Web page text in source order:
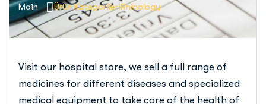
Main Ürün KategorileriRhinology
Visit our hospital store, we sell a full range of
medicines for different diseases and specialized
medical equipment to take care of the health of